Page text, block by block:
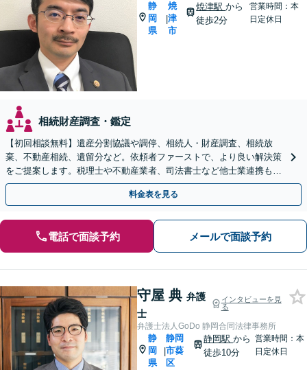
静
岡
県
|
焼
津
市
焼津駅から
徒歩2分
営業時間：本
日定休日
相続財産調査・鑑定
【初回相談無料】遺産分割協議や調停、相続人・財産調査、相続放
棄、不動産相続、遺留分など。依頼者ファーストで、より良い解決策
をご提案します。税理士や不動産業者、司法書士など他士業連携もワ
ンストップで対応【焼津駅2分】
料金表を見る
電話で面談予約 メールで面談予約
守屋 典 弁護
士
インタビューを見
る
弁護士法人GoDo 静岡合同法律事務所
静
岡
県
|
静岡
市葵
区
静岡駅 から
徒歩10分
営業時間：本
日定休日